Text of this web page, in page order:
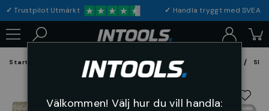
✓Trustpilot Utmärkt ✓ Handla tryggt med
Startsida Förbrukning & Maskintillbehör Fil, Slip och Borstar
Välkommen! Välj hur du vill handla: